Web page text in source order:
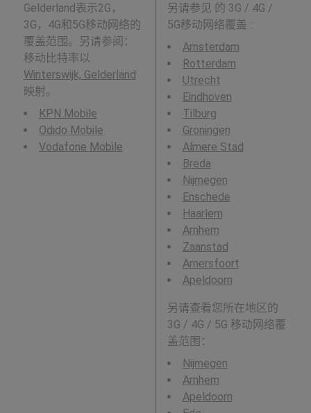
Gelderland表示2G，
3G，4G和5G移动网络的
覆盖范围。另请参阅：
移动比特率以
Winterswijk, Gelderland
映射。
KPN Mobile
Odido Mobile
Vodafone Mobile
另请参见 的 3G / 4G /
5G移动网络覆盖 :
Amsterdam
Rotterdam
Utrecht
Eindhoven
Tilburg
Groningen
Almere Stad
Breda
Nijmegen
Enschede
Haarlem
Arnhem
Zaanstad
Amersfoort
Apeldoorn
另请查看您所在地区的
3G / 4G / 5G 移动网络覆
盖范围：
Nijmegen
Arnhem
Apeldoorn